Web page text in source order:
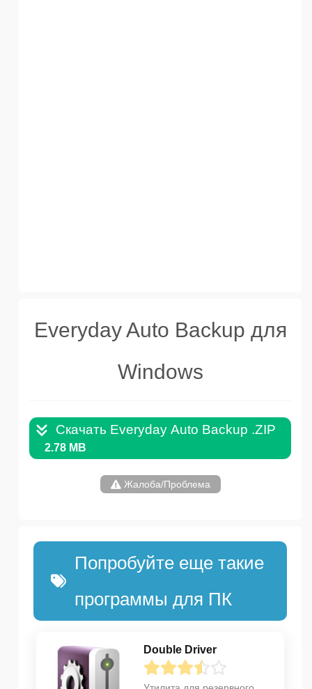
Everyday Auto Backup для
Windows
Скачать Everyday Auto Backup .ZIP
2.78 MB
Жалоба/Проблема
Попробуйте еще такие
программы для ПК
Double Driver